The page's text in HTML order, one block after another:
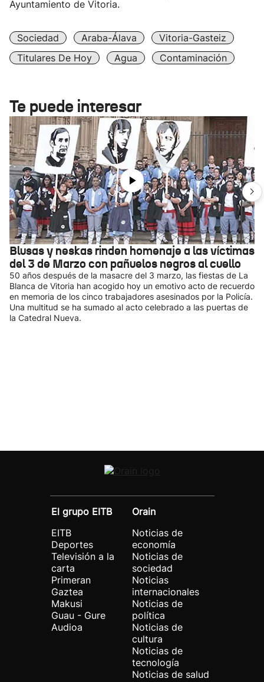
Ayuntamiento de Vitoria.
Sociedad Araba-Álava
Vitoria-Gasteiz
Titulares De Hoy
Agua Contaminación
Te puede interesar
Blusas y neskas rinden homenaje a las víctimas
del 3 de Marzo con pañuelos negros al cuello
50 años después de la masacre del 3 marzo, las fiestas de La
Blanca de Vitoria han acogido hoy un emotivo acto de recuerdo
en memoria de los cinco trabajadores asesinados por la Policía.
Una multitud se ha sumado al acto celebrado a las puertas de
la Catedral Nueva.
El grupo EITB
EITB
Deportes
Televisión a la
carta
Primeran
Gaztea
Makusi
Guau - Gure
Audioa
Orain
Noticias de
economía
Noticias de
sociedad
Noticias
internacionales
Noticias de
política
Noticias de
cultura
Noticias de
tecnología
Noticias de salud